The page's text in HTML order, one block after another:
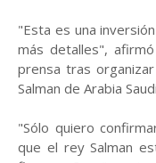
"Esta es una
más detalles",
prensa tras
Salman de Arabia
"Sólo quiero
que el rey Salman